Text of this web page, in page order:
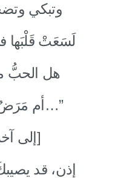
وتبكي
لَسَعَتْ قَلْبَها
هل الحبُّ
أم مَرَضٌ في الضباب…”
[إلى آخر الأغنية]
– إذن، قد